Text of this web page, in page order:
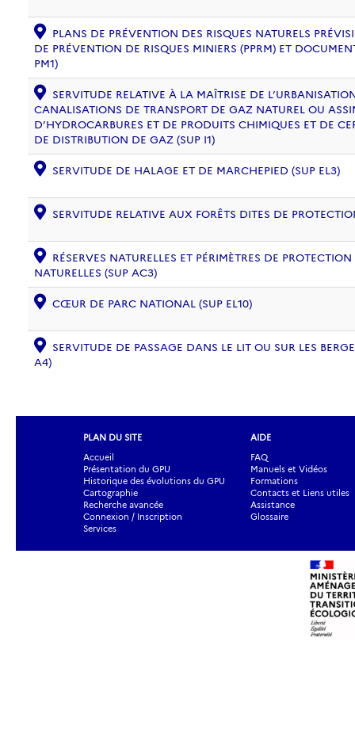
PLANS DE PRÉVENTION DES RISQUES NATURELS
DE PRÉVENTION DE RISQUES MINIERS (PPRM) ET
PM1)
SERVITUDE RELATIVE À LA MAÎTRISE DE
CANALISATIONS DE TRANSPORT DE GAZ NATUREL OU
D’HYDROCARBURES ET DE PRODUITS CHIMIQUES ET DE
DE DISTRIBUTION DE GAZ (SUP I1)
SERVITUDE DE HALAGE ET DE MARCHEPIED (SUP EL3)
SERVITUDE RELATIVE AUX FORÊTS DITES DE
RÉSERVES NATURELLES ET PÉRIMÈTRES DE
NATURELLES (SUP AC3)
CŒUR DE PARC NATIONAL (SUP EL10)
SERVITUDE DE PASSAGE DANS LE LIT OU SUR LES
A4)
PLAN DU SITE
Accueil
Présentation du GPU
Historique des évolutions du GPU
Cartographie
Recherche avancée
Connexion / Inscription
Services
AIDE
FAQ
Manuels et Vidéos
Formations
Contacts et Liens utiles
Assistance
Glossaire